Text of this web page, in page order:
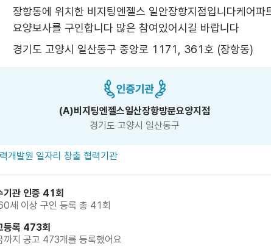
장항동에 위치한 비지팅엔젤스 일안장항지점입니다케어파
요양보사를 구인합니다 많은 참여있어시길 바랍니다
경기도 고양시 일산동구 중앙로 1171, 361호 (장항동)
(A)비지팅엔젤스일산장항방문요양지점
경기도 고양시 일산동구
개발원 일자리 창출 협력기관
기관 인증 41회
세 이상 구인 등록 총 41회
등록 473회
까지 공고 473개를 등록했어요